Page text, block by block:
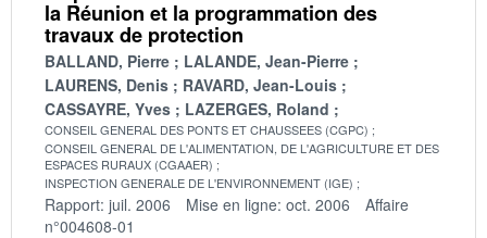
la Réunion et la programmation des
travaux de protection
BALLAND, Pierre
LALANDE, Jean-Pierre
LAURENS, Denis
RAVARD, Jean-Louis
CASSAYRE, Yves
LAZERGES, Roland
CONSEIL GENERAL DES PONTS ET CHAUSSEES (CGPC)
CONSEIL GENERAL DE L'ALIMENTATION, DE L'AGRICULTURE ET DES
ESPACES RURAUX (CGAAER)
INSPECTION GENERALE DE L'ENVIRONNEMENT (IGE)
Rapport: juil. 2006 Mise en ligne: oct. 2006
Affaire
n°004608-01